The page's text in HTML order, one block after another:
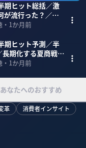
期ヒット総括／激
が流行った？／エ
・生活用品・経済
1か月前
期ヒット予測／半
期化する夏商戦／
政治・美容・テク
1か月前
あなたへのおすすめ
革 消費者インサイト